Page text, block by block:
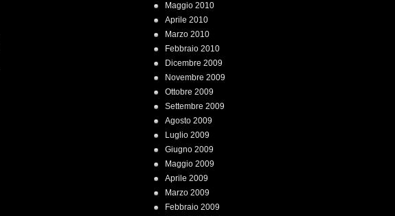
Maggio 2010
Aprile 2010
Marzo 2010
Febbraio 2010
Dicembre 2009
Novembre 2009
Ottobre 2009
Settembre 2009
Agosto 2009
Luglio 2009
Giugno 2009
Maggio 2009
Aprile 2009
Marzo 2009
Febbraio 2009